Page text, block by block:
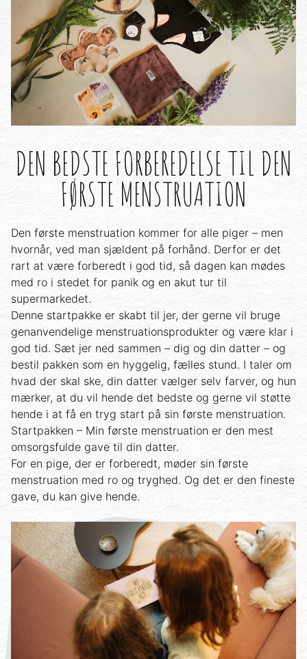
DEN BEDSTE FORBEREDELSE TIL DEN
FØRSTE MENSTRUATION
Den første menstruation kommer for alle piger – men
hvornår, ved man sjældent på forhånd. Derfor er det
rart at være forberedt i god tid, så dagen kan mødes
med ro i stedet for panik og en akut tur til
supermarkedet.
Denne startpakke er skabt til jer, der gerne vil bruge
genanvendelige menstruationsprodukter og være klar i
god tid. Sæt jer ned sammen – dig og din datter – og
bestil pakken som en hyggelig, fælles stund. I taler om
hvad der skal ske, din datter vælger selv farver, og hun
mærker, at du vil hende det bedste og gerne vil støtte
hende i at få en tryg start på sin første menstruation.
Startpakken – Min første menstruation er den mest
omsorgsfulde gave til din datter.
For en pige, der er forberedt, møder sin første
menstruation med ro og tryghed. Og det er den fineste
gave, du kan give hende.